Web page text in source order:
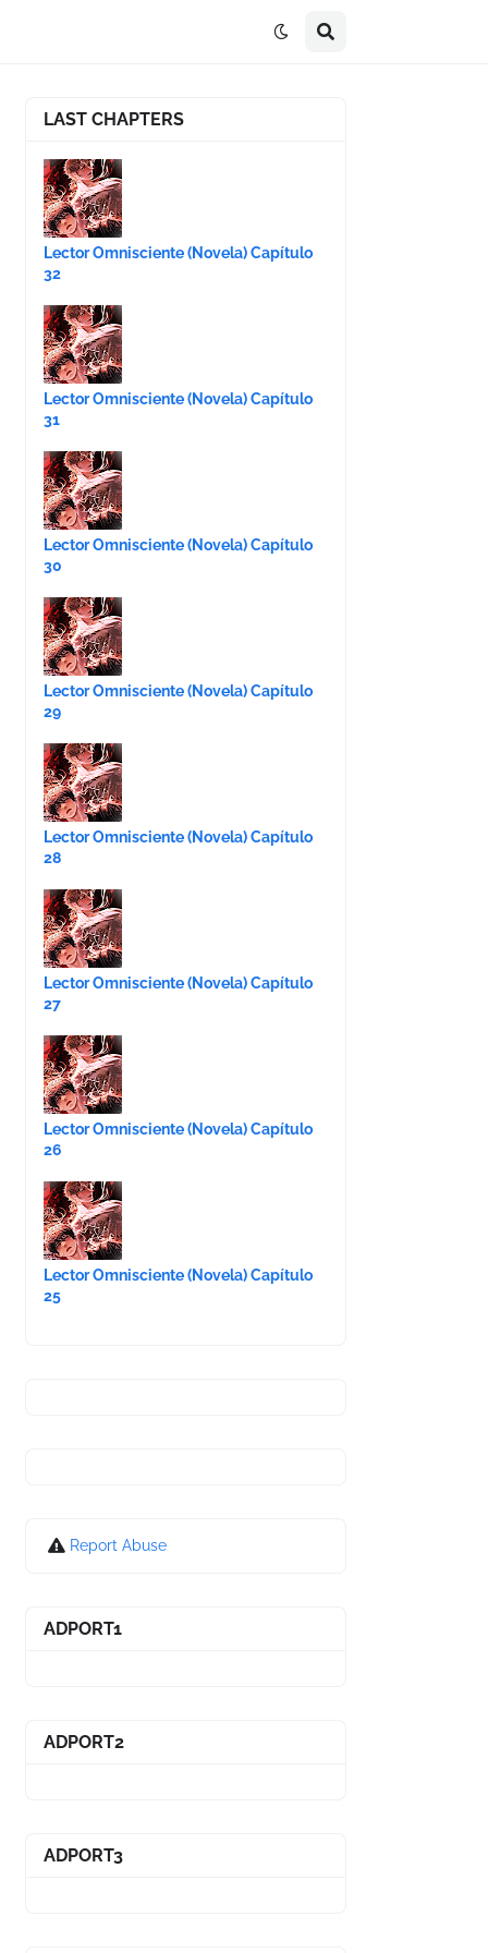
LAST CHAPTERS
Lector Omnisciente (Novela) Capítulo
32
Lector Omnisciente (Novela) Capítulo
31
Lector Omnisciente (Novela) Capítulo
30
Lector Omnisciente (Novela) Capítulo
29
Lector Omnisciente (Novela) Capítulo
28
Lector Omnisciente (Novela) Capítulo
27
Lector Omnisciente (Novela) Capítulo
26
Lector Omnisciente (Novela) Capítulo
25
Report Abuse
ADPORT1
ADPORT2
ADPORT3